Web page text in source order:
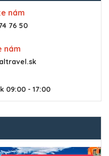
nám
76 50
nám
09:00 - 17:00